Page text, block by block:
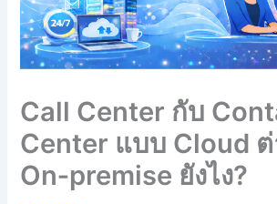
Call Center กับ
Center แบบ Cloud ต่
On‑premise ยังไง?